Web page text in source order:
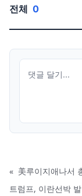
전체 0
« 美루이지애나서
트럼프, 이란선박